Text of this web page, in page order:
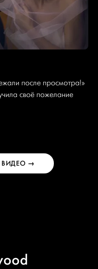
после просмотра!»
своё пожелание
ВИДЕО →